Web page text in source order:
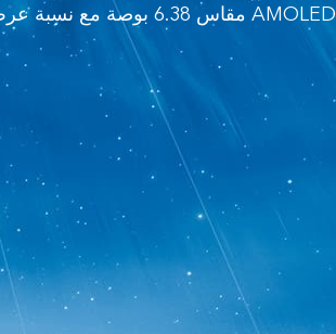
AMOLED مقاس 6.38 بوصة مع نسبة عرض إلى ارتفاع تبلغ 19.5:9 و مساحة تبلغ 90% مما يتيح لك الاستمتاع بمشاهدة كاملة دون حدود.